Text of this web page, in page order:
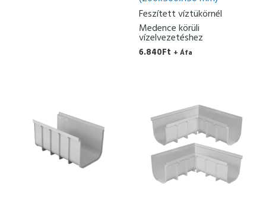
Feszített víztükörnél
Medence körüli
vízelvezetéshez
6.840Ft + Áfa